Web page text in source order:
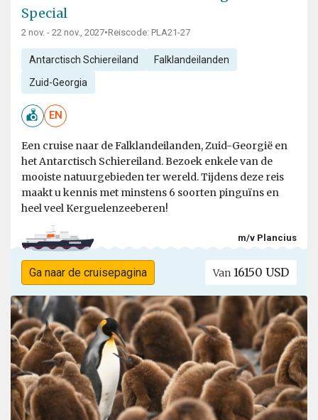
Special
2 nov. - 22 nov., 2027•Reiscode: PLA21-27
Antarctisch Schiereiland Falklandeilanden
Zuid-Georgia
EN
Een cruise naar de Falklandeilanden, Zuid-Georgië en
het Antarctisch Schiereiland. Bezoek enkele van de
mooiste natuurgebieden ter wereld. Tijdens deze reis
maakt u kennis met minstens 6 soorten pinguïns en
heel veel Kerguelenzeeberen!
m/v Plancius
Ga naar de cruisepagina Van 16150 USD